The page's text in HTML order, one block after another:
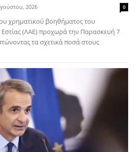
2026 0
χρηματικού βοηθήματος του
(ΛΑΕ) προχωρά την Παρασκευή 7
τα σχετικά ποσά στους